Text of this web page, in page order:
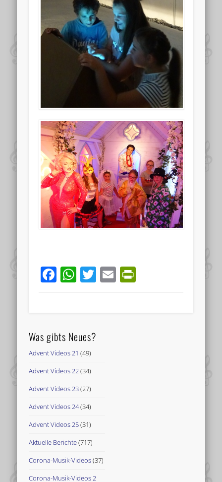
Facebook
WhatsApp
Twitter
Email
Was gibts Neues?
Advent Videos 21 (49)
Advent Videos 22(34)
Advent Videos 23(27)
Advent Videos 24(34)
Advent Videos 25(31)
Aktuelle Berichte(717)
Corona-Musik-Videos(37)
Corona-Musik-Videos 2